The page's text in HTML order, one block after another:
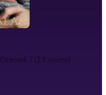
Ocena4.7(23 oceny)